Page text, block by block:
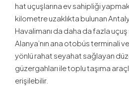
hat uçuşlarına ev sahipliği
kilometre uzaklıkta bulunan
Havalimanı da daha da fazla
Alanya’nın ana otobüs terminali
yönlü rahat seyahat sağlayan
güzergahları ile toplu taşıma
erişilebilir.